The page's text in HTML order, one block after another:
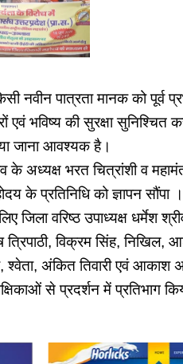
नवीन पात्रता मानक को पूर्व
एवं भविष्य की सुरक्षा सुनिश्चित
जाना आवश्यक है।
के अध्यक्ष भरत चित्रांशी व
के प्रतिनिधि को ज्ञापन सौंपा ।
वरिष्ठ उपाध्यक्ष धर्मेश
त्रिपाठी, विक्रम सिंह,
श्वेता, अंकित तिवारी एवं
से प्रदर्शन में प्रतिभाग